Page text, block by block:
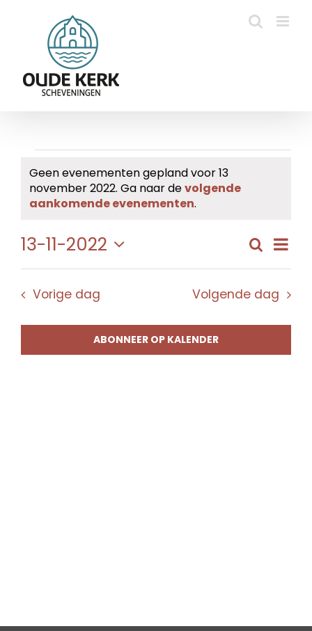
Evenementen
in
13
november
2022
Bericht
Geen evenementen gepland voor 13
november 2022. Ga naar devolgende
aankomende evenementen.
en
Zoeken
Dag
13-11-2022
Selecteer
datum.
Vorige dag Volgende dag
ABONNEER OP KALENDER